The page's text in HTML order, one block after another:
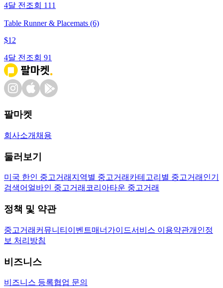
4달 전 조회 111
Table Runner & Placemats (6)
$12
4달 전 조회 91
팔마켓
회사소개 채용
둘러보기
미국 한인 중고거래 지역별 중고거래 카테고리별 중고거래 인기
검색어 얼바인 중고거래 코리아타운 중고거래
정책 및 약관
중고거래 커뮤니티 이벤트매너가이드서비스 이용약관개인정
보 처리방침
비즈니스
비즈니스 등록협업 문의